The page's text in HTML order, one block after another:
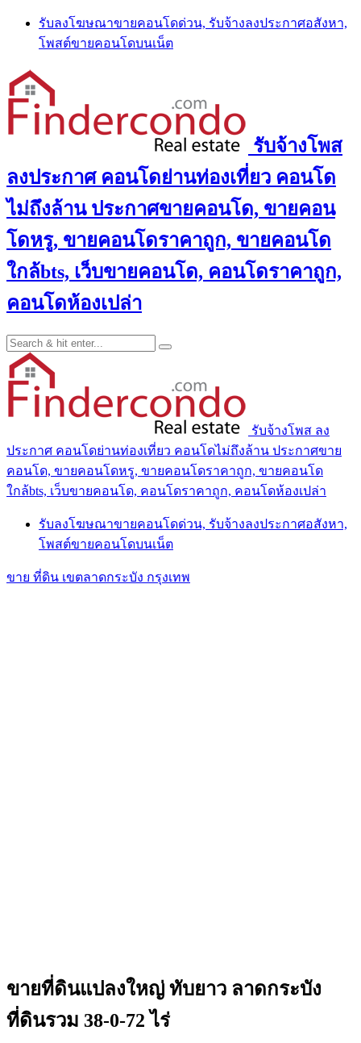
Skip
content
รับลงโฆษณาขายคอนโดด่วน, รับจ้างลงประกาศอสังหา,
โพสต์ขายคอนโดบนเน็ต
รับจ้างโพส
ลงประกาศ คอนโดย่านท่องเที่ยว คอนโด
ไม่ถึงล้าน ประกาศขายคอนโด, ขายคอน
โดหรู, ขายคอนโดราคาถูก, ขายคอนโด
ใกล้bts, เว็บขายคอนโด, คอนโดราคาถูก,
คอนโดห้องเปล่า
รับจ้างโพส ลง
ประกาศ คอนโดย่านท่องเที่ยว คอนโดไม่ถึงล้าน ประกาศขาย
คอนโด, ขายคอนโดหรู, ขายคอนโดราคาถูก, ขายคอนโด
ใกล้bts, เว็บขายคอนโด, คอนโดราคาถูก, คอนโดห้องเปล่า
รับลงโฆษณาขายคอนโดด่วน, รับจ้างลงประกาศอสังหา,
โพสต์ขายคอนโดบนเน็ต
ขาย ที่ดิน เขตลาดกระบัง กรุงเทพ
ขายที่ดินแปลงใหญ่ ทับยาว ลาดกระบัง
ที่ดินรวม 38-0-72 ไร่